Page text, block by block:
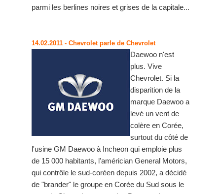
parmi les berlines noires et grises de la capitale...
14.02.2011 - Chevrolet parle de Chevrolet
Daewoo n'est
plus. Vive
Chevrolet. Si la
disparition de la
marque Daewoo a
levé un vent de
colère en Corée,
surtout du côté de
l'usine GM Daewoo à Incheon qui emploie plus
de 15 000 habitants, l'américian General Motors,
qui contrôle le sud-coréen depuis 2002, a décidé
de "brander" le groupe en Corée du Sud sous le